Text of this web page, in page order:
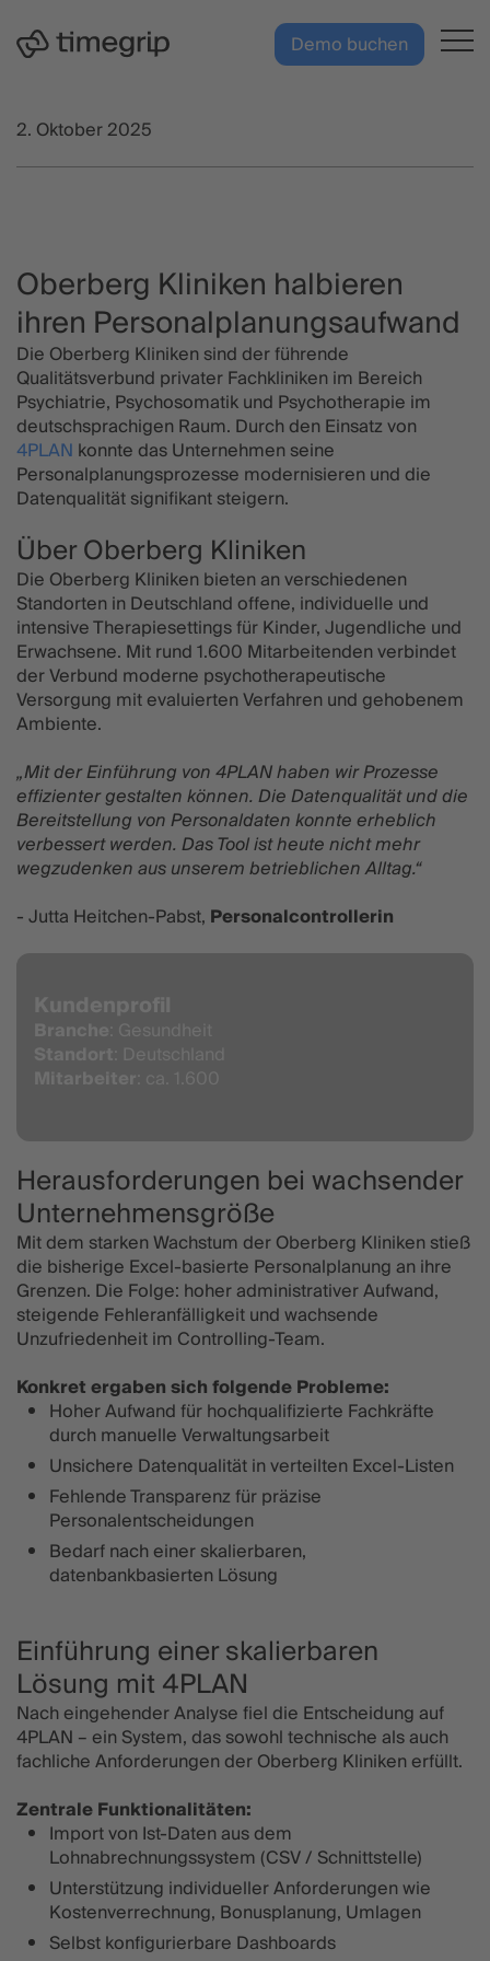
Hauptinhalt
springen
Demo buchen
2. Oktober 2025
Oberberg Kliniken halbieren
ihren Personalplanungsaufwand
Die Oberberg Kliniken sind der führende
Qualitätsverbund privater Fachkliniken im Bereich
Psychiatrie, Psychosomatik und Psychotherapie im
deutschsprachigen Raum. Durch den Einsatz von
4PLAN konnte das Unternehmen seine
Personalplanungsprozesse modernisieren und die
Datenqualität signifikant steigern.
Über Oberberg Kliniken
Die Oberberg Kliniken bieten an verschiedenen
Standorten in Deutschland offene, individuelle und
intensive Therapiesettings für Kinder, Jugendliche und
Erwachsene. Mit rund 1.600 Mitarbeitenden verbindet
der Verbund moderne psychotherapeutische
Versorgung mit evaluierten Verfahren und gehobenem
Ambiente.
„Mit der Einführung von 4PLAN haben wir Prozesse
effizienter gestalten können. Die Datenqualität und die
Bereitstellung von Personaldaten konnte erheblich
verbessert werden. Das Tool ist heute nicht mehr
wegzudenken aus unserem betrieblichen Alltag.“
- Jutta Heitchen-Pabst, Personalcontrollerin
Herausforderungen bei wachsender
Unternehmensgröße
Mit dem starken Wachstum der Oberberg Kliniken stieß
die bisherige Excel-basierte Personalplanung an ihre
Grenzen. Die Folge: hoher administrativer Aufwand,
steigende Fehleranfälligkeit und wachsende
Unzufriedenheit im Controlling-Team.
Konkret ergaben sich folgende Probleme:
Hoher Aufwand für hochqualifizierte Fachkräfte
durch manuelle Verwaltungsarbeit
Unsichere Datenqualität in verteilten Excel-Listen
Fehlende Transparenz für präzise
Personalentscheidungen
Bedarf nach einer skalierbaren,
datenbankbasierten Lösung
Einführung einer skalierbaren
Lösung mit 4PLAN
Nach eingehender Analyse fiel die Entscheidung auf
4PLAN – ein System, das sowohl technische als auch
fachliche Anforderungen der Oberberg Kliniken erfüllt.
Zentrale Funktionalitäten:
Import von Ist-Daten aus dem
Lohnabrechnungssystem (CSV / Schnittstelle)
Unterstützung individueller Anforderungen wie
Kostenverrechnung, Bonusplanung, Umlagen
Selbst konfigurierbare Dashboards